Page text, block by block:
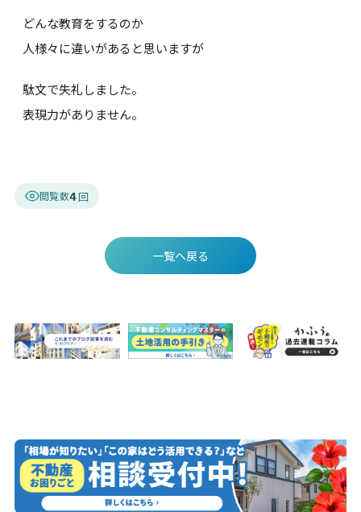
どんな教育をするのか
人様々に違いがあると思いますが
駄文で失礼しました。
表現力がありません。
閲覧数4
一覧へ戻る